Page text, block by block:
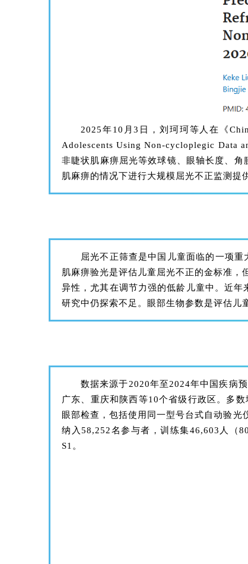
2025年10月3日，刘珂珂等人在《
Adolescents Using Non-cycloplegic Data
非睫状肌麻痹屈光等效球镜、眼轴长度、
肌麻痹的情况下进行大规模屈光不正监测提
屈光不正筛查是中国儿童面临的一项
肌麻痹验光是评估儿童屈光不正的金标准
异性，尤其在调节力强的低龄儿童中。近
研究中仍探索不足。眼部生物参数是评估儿
数据来源于2020年至2024年中国疾病
广东、重庆和陕西等10个省级行政区。多
眼部检查，包括使用同一型号台式自动验
纳入58,252名参与者，训练集46,603人（
S1。